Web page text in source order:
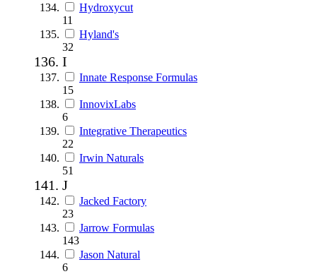
Hydroxycut
11
Hyland's
32
I
Innate Response Formulas
15
InnovixLabs
6
Integrative Therapeutics
22
Irwin Naturals
51
J
Jacked Factory
23
Jarrow Formulas
143
Jason Natural
6